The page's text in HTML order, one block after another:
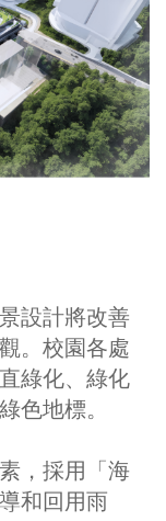
設計將改善
。校園各處
綠化、綠化
色地標。
，採用「海
和回用雨